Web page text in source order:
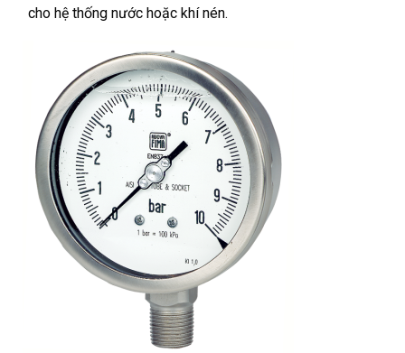
cho hệ thống nước hoặc khí nén.